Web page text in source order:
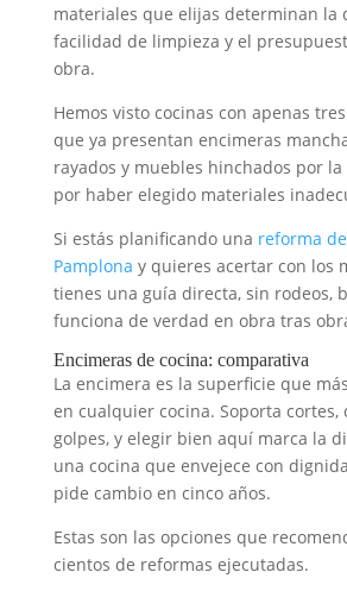
materiales que elijas determinan la
facilidad de limpieza y el
obra.
Hemos visto cocinas con apenas
que ya presentan encimeras
rayados y muebles hinchados por
por haber elegido materiales
Si estás planificando una reforma
Pamplona y quieres acertar con los
tienes una guía directa, sin rodeos,
funciona de verdad en obra tras
Encimeras de cocina: comparativa
La encimera es la superficie que
en cualquier cocina. Soporta cortes,
golpes, y elegir bien aquí marca la
una cocina que envejece con
pide cambio en cinco años.
Estas son las opciones que
cientos de reformas ejecutadas.